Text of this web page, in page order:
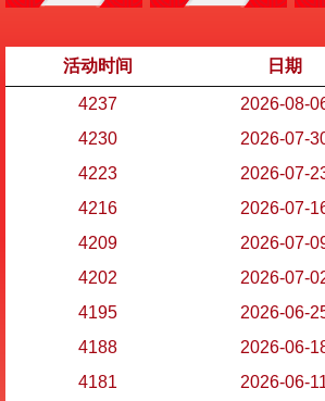
活动时间 日期
4237
2026-08-
4230
2026-07-
4223
2026-07-
4216
2026-07-
4209
2026-07-
4202
2026-07-
4195
2026-06-
4188
2026-06-
4181
2026-06-